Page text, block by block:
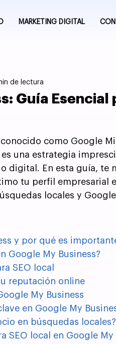
MARKETING DIGITAL
Guía
de lectura
como Google
una estrategia
digital. En esta guía, te
tu perfil empresarial
locales y
y por qué es
Google My Business?
SEO local
reputación online
My Business
en Google My
en búsquedas locales?
SEO local en Google My